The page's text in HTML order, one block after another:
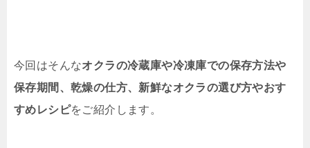
今回はそんなオクラの冷蔵庫や冷凍庫での保存方法や
保存期間、乾燥の仕方、新鮮なオクラの選び方やおす
すめレシピをご紹介します。